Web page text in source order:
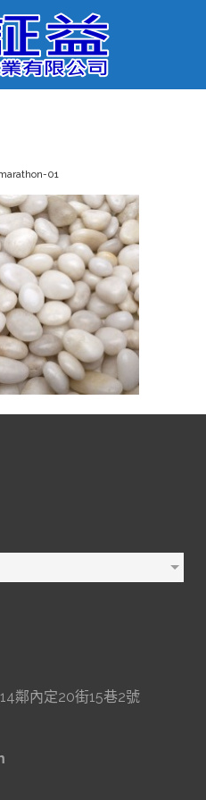
01
鄰內定20街15巷2號